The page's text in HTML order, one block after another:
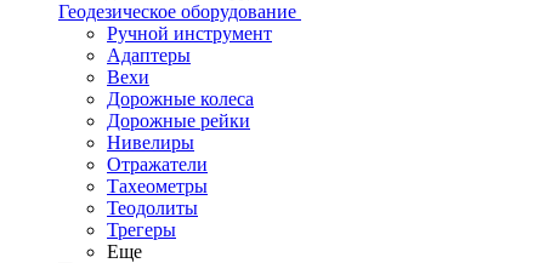
Геодезическое оборудование
Ручной инструмент
Адаптеры
Вехи
Дорожные колеса
Дорожные рейки
Нивелиры
Отражатели
Тахеометры
Теодолиты
Трегеры
Еще